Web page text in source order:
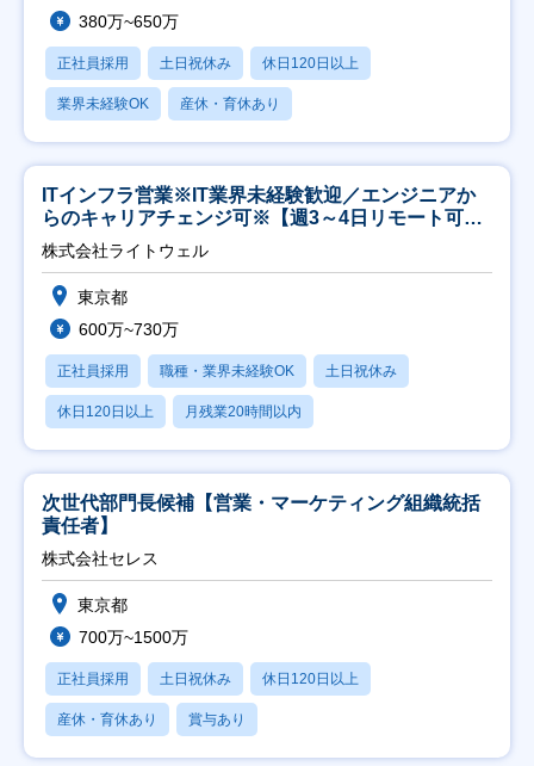
380万~650万
正社員採用 土日祝休み 休日120日以上
業界未経験OK 産休・育休あり
ITインフラ営業※IT業界未経験歓迎／エンジニアか
らのキャリアチェンジ可※【週3～4日リモート可
能】
株式会社ライトウェル
東京都
600万~730万
正社員採用 職種・業界未経験OK 土日祝休み
休日120日以上 月残業20時間以内
次世代部門長候補【営業・マーケティング組織統括
責任者】
株式会社セレス
東京都
700万~1500万
正社員採用 土日祝休み 休日120日以上
産休・育休あり 賞与あり